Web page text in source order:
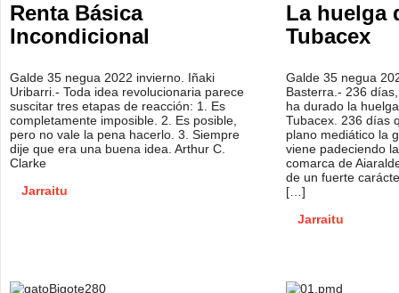
Renta Básica
Incondicional
Galde 35 negua 2022 invierno. Iñaki
Uribarri.- Toda idea revolucionaria parece
suscitar tres etapas de reacción: 1. Es
completamente imposible. 2. Es posible,
pero no vale la pena hacerlo. 3. Siempre
dije que era una buena idea. Arthur C.
Clarke
Jarraitu
La huelga
Tubacex
Galde 35 negua
Basterra.- 236
ha durado la
Tubacex. 236 días
plano mediático la
viene padeciendo
comarca de
de un fuerte
[…]
Jarraitu